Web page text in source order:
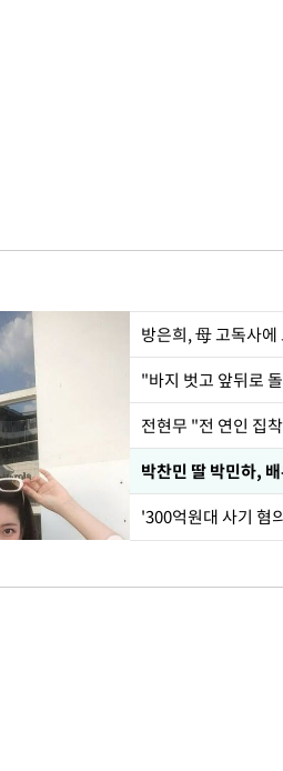
방은희, 母 고독사
전현무 "전 연인 집
'300억원대 사기 혐